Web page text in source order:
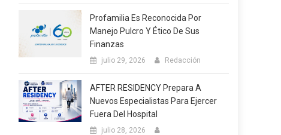
Profamilia Es Reconocida Por
Manejo Pulcro Y Ético De Sus
Finanzas
julio 29, 2026 Redacción
AFTER RESIDENCY Prepara A
Nuevos Especialistas Para Ejercer
Fuera Del Hospital
julio 28, 2026